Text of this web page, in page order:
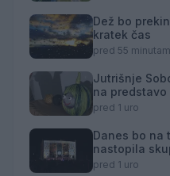
Dež bo
kratek čas
pred 55
Jutrišnje
na
pred 1 uro
Danes bo na
nastopila
pred 1 uro